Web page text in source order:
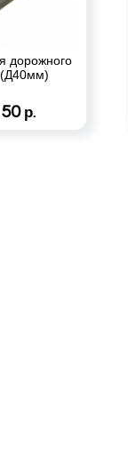
дорожного
(Д40мм)
р.